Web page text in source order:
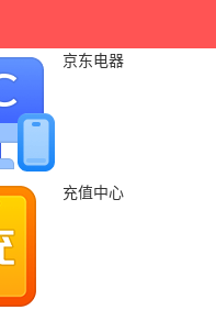
京东电器
充值中心